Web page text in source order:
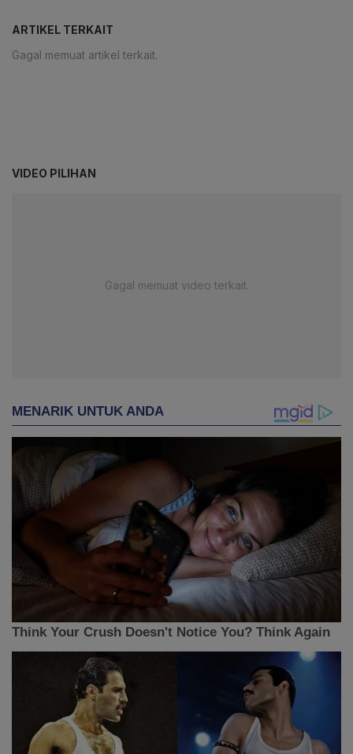
ARTIKEL TERKAIT
Gagal memuat artikel terkait.
VIDEO PILIHAN
Gagal memuat video terkait.